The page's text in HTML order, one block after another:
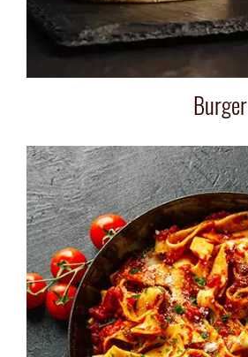
Burger